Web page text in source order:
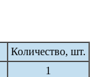
Количество, шт.
1